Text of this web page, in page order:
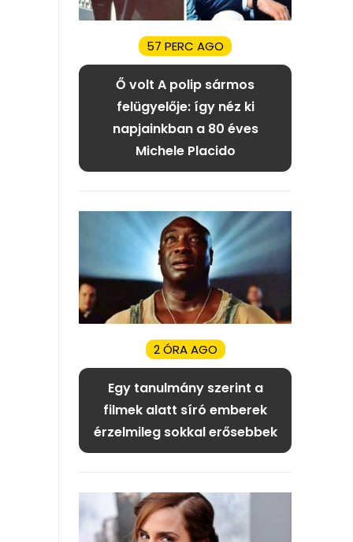
57 PERC AGO
Ő volt A polip sármos
felügyelője: így néz ki
napjainkban a 80 éves
Michele Placido
2 ÓRA AGO
Egy tanulmány szerint a
filmek alatt síró emberek
érzelmileg sokkal erősebbek